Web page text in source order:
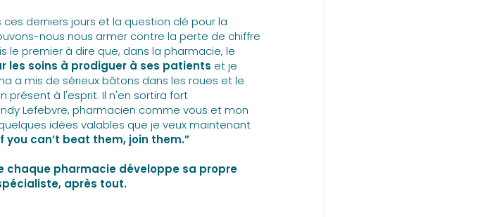
derniers jours et la question clé pour la
nous nous armer contre la perte de chiffre
le premier à dire que, dans la pharmacie, le
les soins à prodiguer à ses patients et je
a mis de sérieux bâtons dans les roues et le
présent à l'esprit. Il n'en sortira fort
Lefebvre, pharmacien comme vous et mon
idées valables que je veux maintenant
you can’t beat them, join them.”
chaque pharmacie développe sa propre
après tout.